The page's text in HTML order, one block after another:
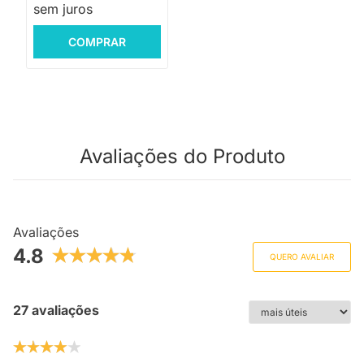
sem juros
COMPRAR
Avaliações do Produto
Avaliações
4.8 QUERO AVALIAR
27 avaliações